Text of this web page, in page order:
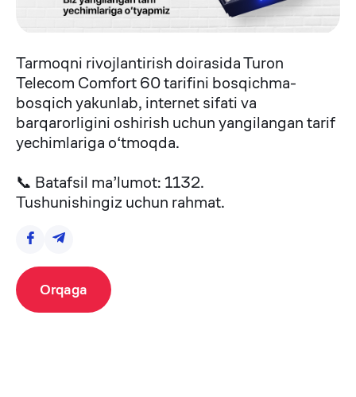
Tarmoqni rivojlantirish doirasida Turon
Telecom Comfort 60 tarifini bosqichma-
bosqich yakunlab, internet sifati va
barqarorligini oshirish uchun yangilangan tarif
yechimlariga o‘tmoqda.
📞 Batafsil ma’lumot: 1132.
Tushunishingiz uchun rahmat.
Orqaga